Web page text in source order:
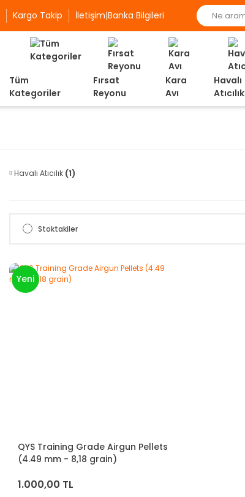
Kargo Takip İletişim|Banka Bilgileri
Tüm
Kategoriler
Fırsat
Reyonu
Kara
Avı
Havalı
Atıcılık
Havalı Atıcılık (1)
Stoktakiler
Yeni
QYS Training Grade Airgun Pellets
(4.49 mm - 8,18 grain)
1.000,00 TL